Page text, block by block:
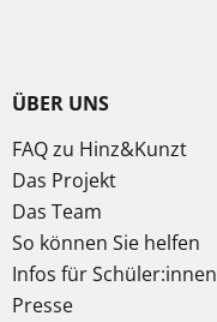
ÜBER UNS
FAQ zu Hinz&Kunzt
Das Projekt
Das Team
So können Sie helfen
Infos für Schüler:innen
Presse